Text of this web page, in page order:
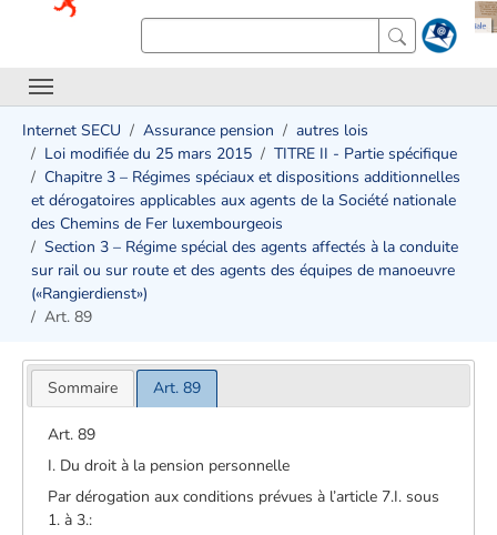
Internet SECU Assurance pension
autres lois
Loi modifiée du 25 mars 2015
TITRE II - Partie spécifique
Chapitre 3 – Régimes spéciaux et dispositions additionnelles
et dérogatoires applicables aux agents de la Société nationale
des Chemins de Fer luxembourgeois
Section 3 – Régime spécial des agents affectés à la conduite
sur rail ou sur route et des agents des équipes de manoeuvre
(«Rangierdienst»)
Art. 89
Sommaire Art. 89
Art. 89
I. Du droit à la pension personnelle
Par dérogation aux conditions prévues à l’article 7.I. sous
1. à 3.: